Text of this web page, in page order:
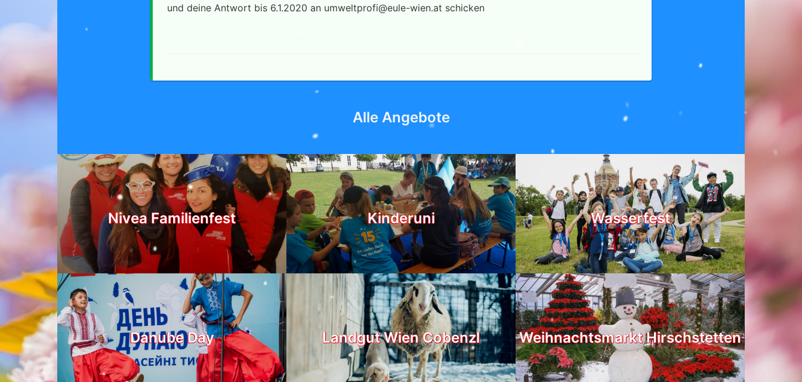
und deine Antwort bis 6.1.2020 an umweltprofi@eule-wien.at schicken
Alle Angebote
Nivea Familienfest Kinderuni Wasserfest
Danube Day Landgut Wien Cobenzl Weihnachtsmarkt Hirschstetten